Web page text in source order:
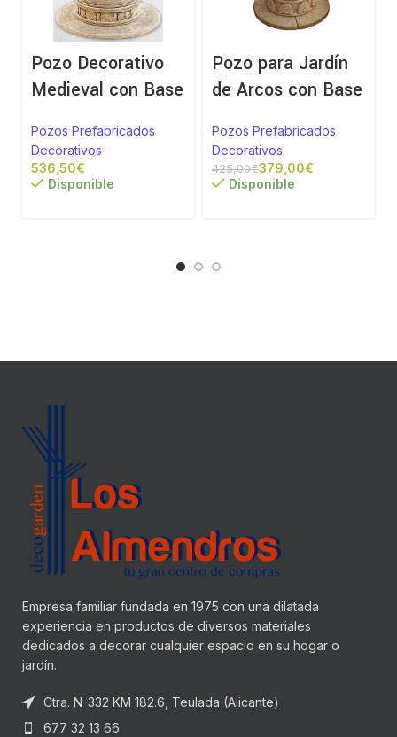
Pozo Decorativo
Medieval con Base
Pozos Prefabricados
Decorativos
€
Disponible
Pozo para Jardín
de Arcos con Base
Pozos Prefabricados
Decorativos
425,00€379,00€
Disponible
Empresa familiar fundada en 1975 con una dilatada
experiencia en productos de diversos materiales
dedicados a decorar cualquier espacio en su hogar o
jardín.
Ctra. N-332 KM 182.6, Teulada (Alicante)
677 32 13 66